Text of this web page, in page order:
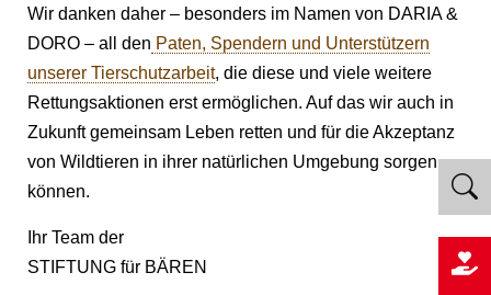
Wir danken daher – besonders im Namen von DARIA &
DORO – all den Paten, Spendern und Unterstützern
unserer Tierschutzarbeit, die diese und viele weitere
Rettungsaktionen erst ermöglichen. Auf das wir auch in
Zukunft gemeinsam Leben retten und für die Akzeptanz
von Wildtieren in ihrer natürlichen Umgebung sorgen
können.
Ihr Team der
STIFTUNG für BÄREN